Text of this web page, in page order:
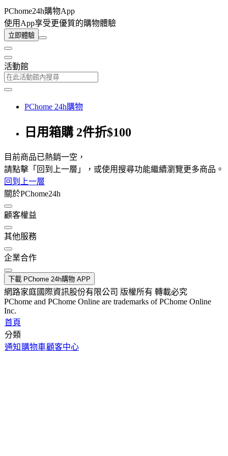
PChome24h購物App
使用App享受更優質的購物體驗
立即體驗
活動館
PChome 24h購物
日用箱購 2件折$100
目前商品已熱銷一空，
請點擊「回到上一層」，或使用搜尋功能繼續瀏覽更多商品。
回到上一層
關於PChome24h
顧客權益
其他服務
企業合作
下載 PChome 24h購物 APP
網路家庭國際資訊股份有限公司 版權所有 轉載必究
PChome and PChome Online are trademarks of PChome Online
Inc.
首頁
分類
通知 購物車顧客中心